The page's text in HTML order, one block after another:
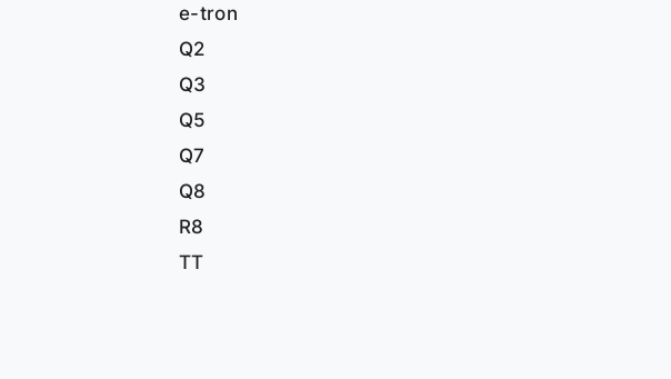
e-tron
Q2
Q3
Q5
Q7
Q8
R8
TT